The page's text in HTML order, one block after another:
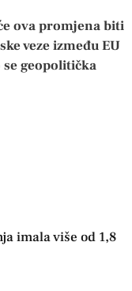
ova promjena biti
veze između EU
geopolitička
imala više od 1,8